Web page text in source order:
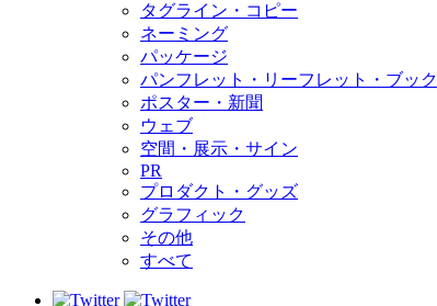
タグライン・コピー
ネーミング
パッケージ
パンフレット・リーフレット・ブック
ポスター・新聞
ウェブ
空間・展示・サイン
PR
プロダクト・グッズ
グラフィック
その他
すべて